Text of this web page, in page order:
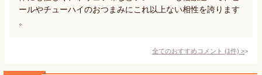
ールやチューハイのおつまみにこれ以上ない相性を誇ります
。
全てのおすすめコメント (1件) >